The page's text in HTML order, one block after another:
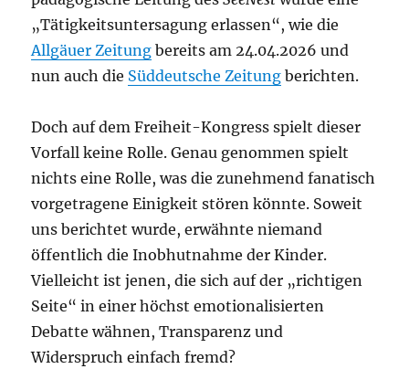
„Tätigkeitsuntersagung erlassen“, wie die
Allgäuer Zeitung bereits am 24.04.2026 und
nun auch die Süddeutsche Zeitung berichten.
Doch auf dem Freiheit-Kongress spielt dieser
Vorfall keine Rolle. Genau genommen spielt
nichts eine Rolle, was die zunehmend fanatisch
vorgetragene Einigkeit stören könnte. Soweit
uns berichtet wurde, erwähnte niemand
öffentlich die Inobhutnahme der Kinder.
Vielleicht ist jenen, die sich auf der „richtigen
Seite“ in einer höchst emotionalisierten
Debatte wähnen, Transparenz und
Widerspruch einfach fremd?